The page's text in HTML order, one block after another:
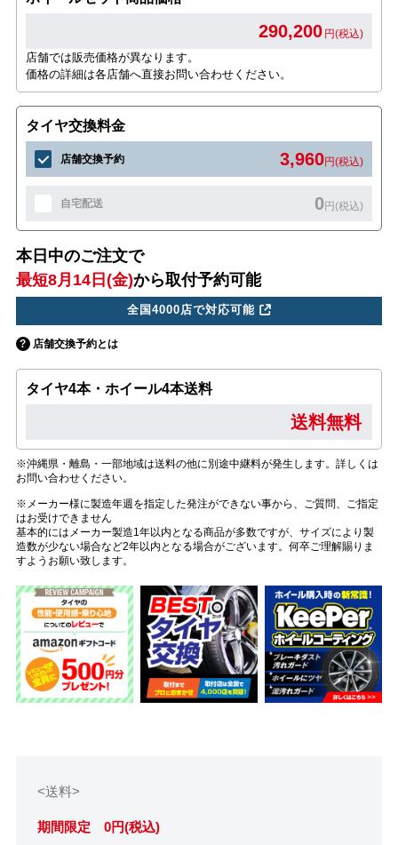
290,200 円(税込)
店舗では販売価格が異なります。
価格の詳細は各店舗へ直接お問い合わせください。
タイヤ交換料金
店舗交換予約 3,960円(税込)
自宅配送 0円(税込)
本日中のご注文で
最短8月14日(金)から取付予約可能
全国4000店で対応可能
店舗交換予約とは
タイヤ4本・ホイール4本送料
送料無料
※沖縄県・離島・一部地域は送料の他に別途中継料が発生します。詳しくは
お問い合わせください。
※メーカー様に製造年週を指定した発注ができない事から、ご質問、ご指定
はお受けできません
基本的にはメーカー製造1年以内となる商品が多数ですが、サイズにより製
造数が少ない場合など2年以内となる場合がございます。何卒ご理解賜りま
すようお願い致します。
<送料>
期間限定 0円(税込)